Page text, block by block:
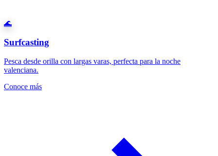
🌊
Surfcasting
Pesca desde orilla con largas varas, perfecta para la noche
valenciana.
Conoce más